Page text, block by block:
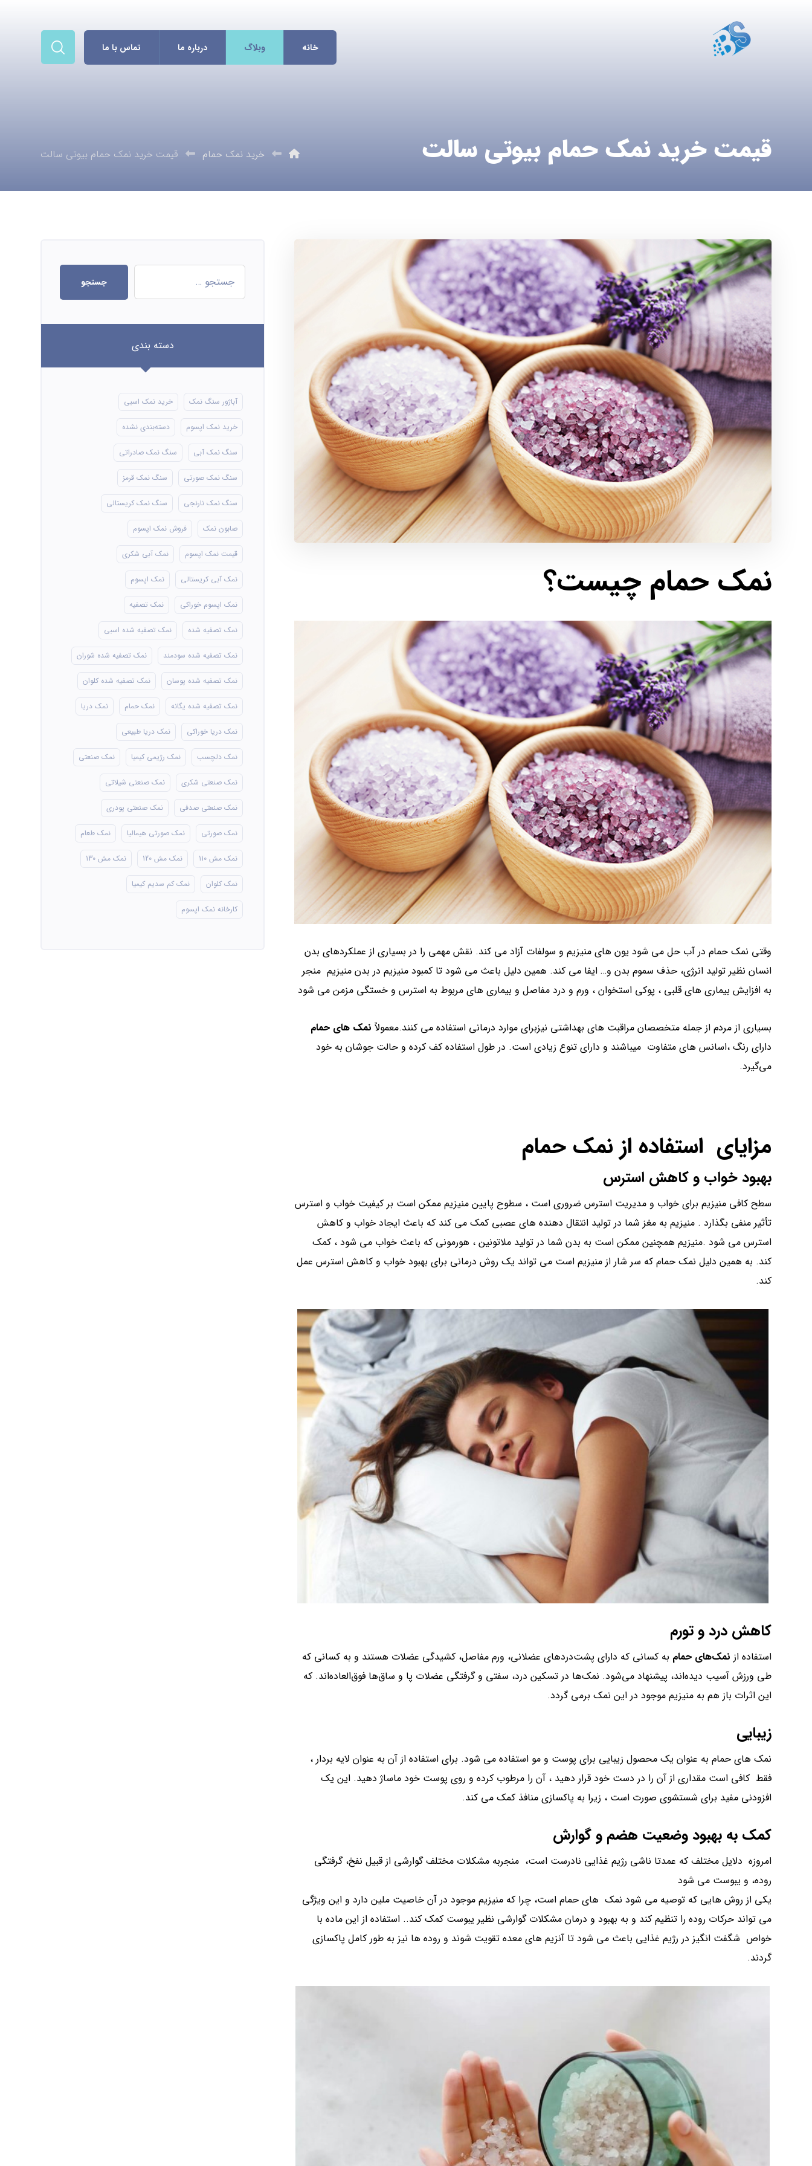
خانه وبلاگ درباره ما تماس با ما
قیمت خرید نمک حمام بیوتی سالت خرید نمک حمام قیمت خرید نمک حمام بیوتی سالت
نمک حمام چیست؟
وقتی نمک حمام در آب حل می شود یون های منیزیم و سولفات آزاد می کند. نقش مهمی را در بسیاری از عملکردهای بدن
انسان نظیر تولید انرژی، حذف سموم بدن و… ایفا می کند. همین دلیل باعث می شود تا کمبود منیزیم در بدن منیزیم منجر
به افزایش بیماری های قلبی ، پوکی استخوان ، ورم و درد مفاصل و بیماری های مربوط به استرس و خستگی مزمن می شود
بسیاری از مردم از جمله متخصصان مراقبت های بهداشتی نیزبرای موارد درمانی استفاده می کنند.معمولاً نمک های حمام
دارای رنگ ،اسانس های متفاوت میباشند و دارای تنوع زیادی است. در طول استفاده کف کرده و حالت جوشان به خود
می‌گیرد.
مزایای استفاده از نمک حمام
بهبود خواب و کاهش استرس
سطح کافی منیزیم برای خواب و مدیریت استرس ضروری است ، سطوح پایین منیزیم ممکن است بر کیفیت خواب و استرس
تأثیر منفی بگذارد . منیزیم به مغز شما در تولید انتقال دهنده های عصبی کمک می کند که باعث ایجاد خواب و کاهش
استرس می شود .منیزیم همچنین ممکن است به بدن شما در تولید ملاتونین ، هورمونی که باعث خواب می شود ، کمک
کند. به همین دلیل نمک حمام که سر شار از منیزیم است می تواند یک روش درمانی برای بهبود خواب و کاهش استرس عمل
کند.
کاهش درد و تورم
استفاده از نمک‌های حمام به کسانی که دارای پشت‌دردهای عضلانی، ورم مفاصل، کشیدگی عضلات هستند و به کسانی که
طی ورزش آسیب دیده‌اند، پیشنهاد می‌شود. نمک‌ها در تسکین درد، سفتی و گرفتگی عضلات پا و ساق‌ها فوق‌العاده‌اند. که
این اثرات باز هم به منیزیم موجود در این نمک برمی گردد.
زیبایی
نمک های حمام به عنوان یک محصول زیبایی برای پوست و مو استفاده می شود. برای استفاده از آن به عنوان لایه بردار ،
فقط کافی است مقداری از آن را در دست خود قرار دهید ، آن را مرطوب کرده و روی پوست خود ماساژ دهید. این یک
افزودنی مفید برای شستشوی صورت است ، زیرا به پاکسازی منافذ کمک می کند.
کمک به بهبود وضعیت هضم و گوارش
امروزه دلایل مختلف که عمدتا ناشی رژیم غذایی نادرست است، منجربه مشکلات مختلف گوارشی از قبیل نفخ، گرفتگی
روده، و یبوست می شود
یکی از روش هایی که توصیه می شود نمک های حمام است، چرا که منیزیم موجود در آن خاصیت ملین دارد و این ویژگی
می تواند حرکات روده را تنظیم کند و به بهبود و درمان مشکلات گوارشی نظیر یبوست کمک کند.. استفاده از این ماده با
خواص شگفت انگیز در رژیم غذایی باعث می شود تا آنزیم های معده تقویت شوند و روده ها نیز به طور کامل پاکسازی
گردند.
جستجو
دسته بندی
آباژور سنگ نمک خرید نمک اسبی
خرید نمک اپسوم دسته‌بندی نشده
سنگ نمک آبی سنگ نمک صادراتی
سنگ نمک صورتی سنگ نمک قرمز
سنگ نمک نارنجی سنگ نمک کریستالی
صابون نمک فروش نمک اپسوم
قیمت نمک اپسوم نمک آبی شکری
نمک آبی کریستالی نمک اپسوم
نمک اپسوم خوراکی نمک تصفیه
نمک تصفیه شده نمک تصفیه شده اسبی
نمک تصفیه شده سودمند نمک تصفیه شده شوران
نمک تصفیه شده پوسان نمک تصفیه شده کلوان
نمک تصفیه شده یگانه نمک حمام نمک دریا
نمک دریا خوراکی نمک دریا طبیعی
نمک دلچسب نمک رژیمی کیمیا نمک صنعتی
نمک صنعتی شکری نمک صنعتی شیلاتی
نمک صنعتی صدفی نمک صنعتی پودری
نمک صورتی نمک صورتی هیمالیا نمک طعام
نمک مش 110 نمک مش 120 نمک مش 130
نمک کلوان نمک کم سدیم کیمیا
کارخانه نمک اپسوم